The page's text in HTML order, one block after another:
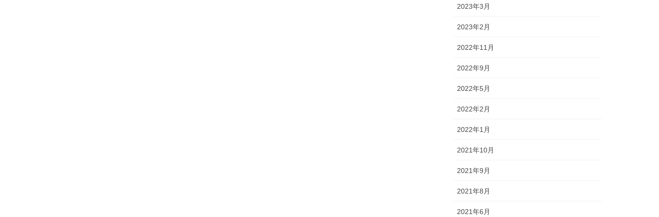
2023年3月
2023年2月
2022年11月
2022年9月
2022年5月
2022年2月
2022年1月
2021年10月
2021年9月
2021年8月
2021年6月